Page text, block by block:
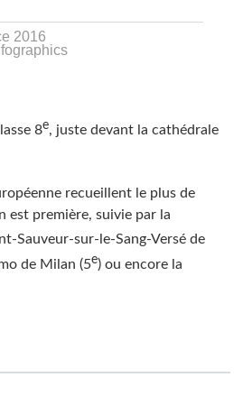
2016
8e, juste devant la cathédrale
recueillent le plus de
est première, suivie par la
Sauveur-sur-le-Sang-Versé de
de Milan (5e) ou encore la